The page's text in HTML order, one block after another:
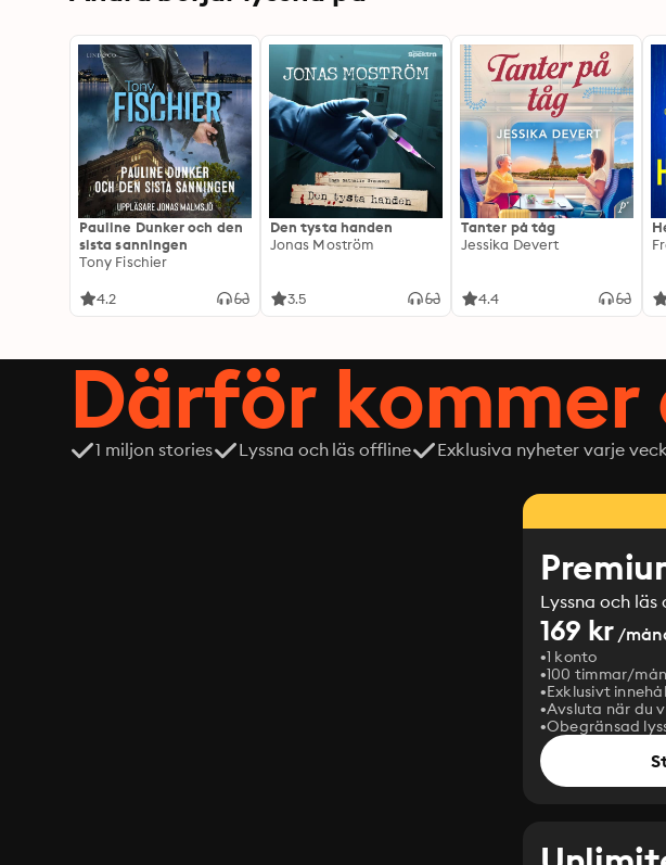
Pauline Dunker och den
sista sanningen
Tony Fischier
4.2
Den tysta handen
Jonas Moström
3.5
Tanter på tåg
Jessika Devert
4.4
Därför
1 miljon stories Lyssna och läs offline Exklusiva nyheter varje
Lyssna och läs
169 kr/
1 konto
100 timmar/
Exklusivt
Avsluta när du
Obegränsad